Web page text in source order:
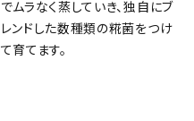
でムラなく蒸していき、独自にブ
レンドした数種類の糀菌をつけ
て育てます。